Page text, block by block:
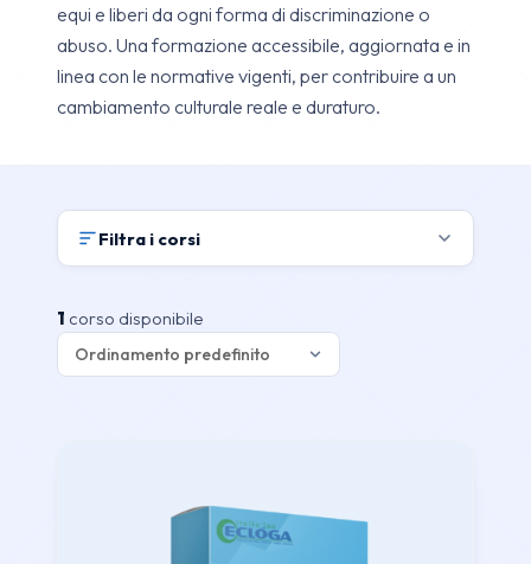
equi e liberi da ogni forma di discriminazione o
abuso. Una formazione accessibile, aggiornata e in
linea con le normative vigenti, per contribuire a un
cambiamento culturale reale e duraturo.
Filtra i corsi
1 corso disponibile